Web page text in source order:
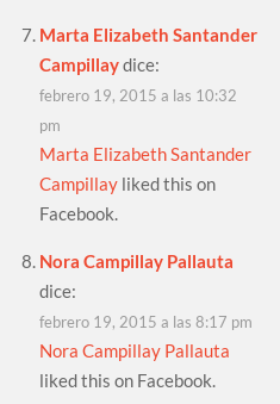
Marta Elizabeth Santander
Campillaydice:
febrero 19, 2015 a las 10:32
pm
Marta Elizabeth Santander
Campillay liked this on
Facebook.
Nora Campillay Pallauta
dice:
febrero 19, 2015 a las 8:17 pm
Nora Campillay Pallauta
liked this on Facebook.